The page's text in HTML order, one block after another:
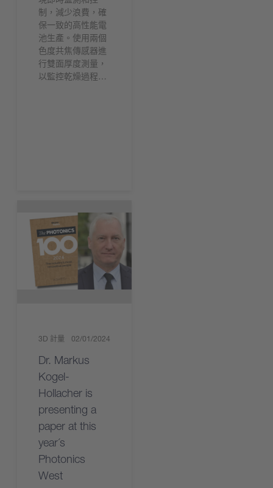
制，減少浪費，確
保一致的高性能電
池生產。使用兩個
色度共焦傳感器進
行雙面厚度測量，
以監控乾燥過程…
3D 計量 02/01/2024
Dr. Markus
Kogel-
Hollacher is
presenting a
paper at this
year´s
Photonics
West